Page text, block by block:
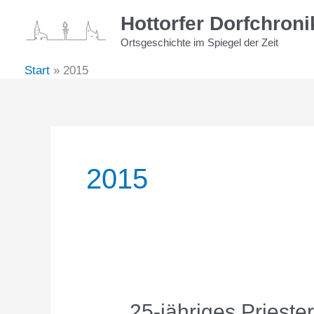
Hottorfer
Ortsgeschichte im Spiegel der Zeit
Start 2015
2015